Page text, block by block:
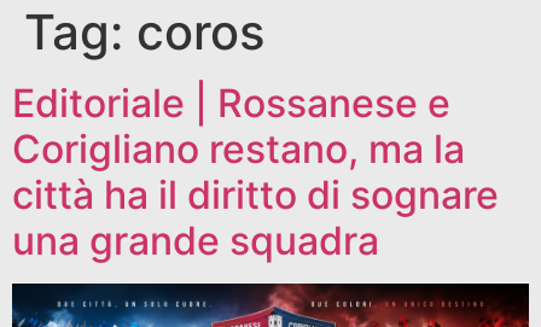
Tag: coros
Editoriale | Rossanese e
Corigliano restano, ma la
città ha il diritto di sognare
una grande squadra